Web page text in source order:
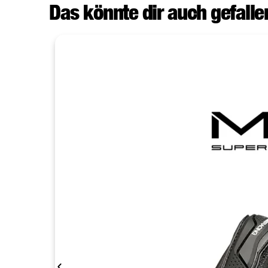
Das könnte dir auch